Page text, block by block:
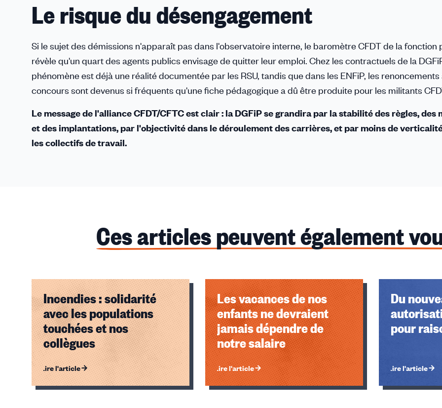
Le risque du désengagement
Si le sujet des démissions n'apparaît pas dans l'observatoire interne, le baromètre CFDT de la fonction
révèle qu'un quart des agents publics envisage de quitter leur emploi. Chez les contractuels de la
phénomène est déjà une réalité documentée par les RSU, tandis que dans les ENFiP, les renoncements
concours sont devenus si fréquents qu'une fiche pédagogique a dû être produite pour les militants
Le message de l'alliance CFDT/CFTC est clair : la DGFiP se grandira par la stabilité des règles, des
et des implantations, par l'objectivité dans le déroulement des carrières, et par moins de
les collectifs de travail.
Ces articles peuvent également
Incendies : solidarité
avec les populations
touchées et nos
collègues
Lire l'article
Les vacances de nos
enfants ne devraient
jamais dépendre de
notre salaire
Lire l'article
Du
pour
Lire l'article
Éléments